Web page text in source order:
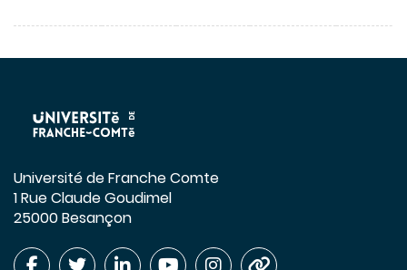
Université de Franche Comte
1 Rue Claude Goudimel
25000 Besançon